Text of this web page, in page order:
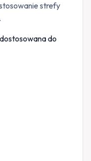
strefy